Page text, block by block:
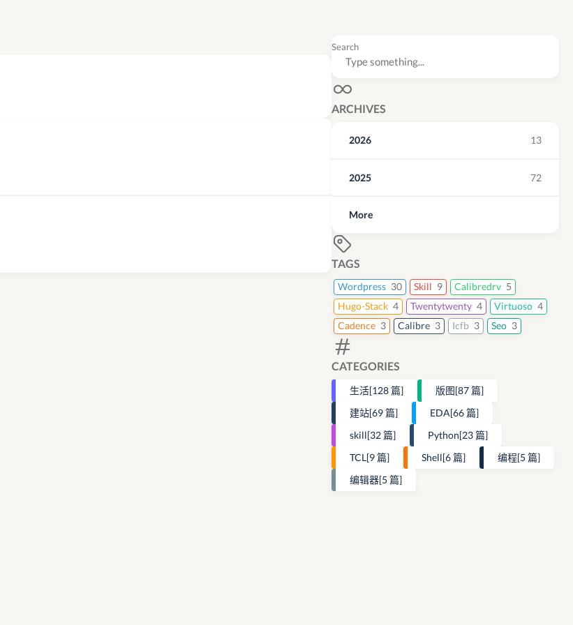
Search
ARCHIVES
2026 13
2025 72
More
TAGS
Wordpress 30 Skill 9 Calibredrv 5
Hugo-Stack 4 Twentytwenty 4 Virtuoso 4
Cadence 3 Calibre 3 Icfb 3 Seo 3
CATEGORIES
生活[128 篇] 版图[87 篇]
建站[69 篇] EDA[66 篇]
skill[32 篇] Python[23 篇]
TCL[9 篇] Shell[6 篇] 编程[5 篇]
编辑器[5 篇]